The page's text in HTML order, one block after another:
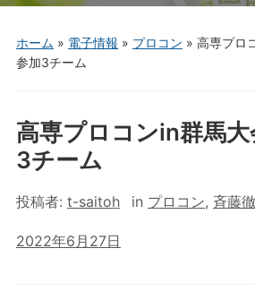
menu
ホーム » 電子情報 » プロコン » 高専プロ
参加3チーム
高専プロコンin群馬
3チーム
投稿者: t-saitoh in プロコン, 斉藤徹
2022年6月27日